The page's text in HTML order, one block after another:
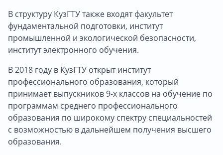
В структуру КузГТУ также входят факультет
фундаментальной подготовки, институт
промышленной и экологической безопасности,
институт электронного обучения.
В 2018 году в КузГТУ открыт институт
профессионального образования, который
принимает выпускников 9-х классов на обучение по
программам среднего профессионального
образования по широкому спектру специальностей
с возможностью в дальнейшем получения высшего
образования.